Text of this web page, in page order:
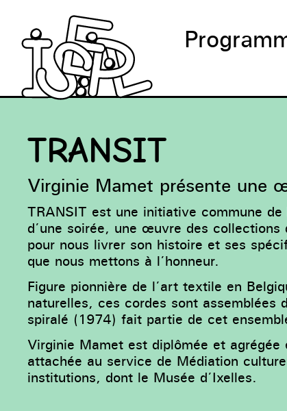
TRANSIT
Virginie Mamet présente une
TRANSIT est une initiative commune de
d’une soirée, une œuvre des collections
pour nous livrer son histoire et ses
que nous mettons à l’honneur.
Figure pionnière de l’art textile en
naturelles, ces cordes sont
spiralé (1974) fait partie de cet
Virginie Mamet est diplômée et
attachée au service de Médiation
institutions, dont le Musée d’Ixelles.